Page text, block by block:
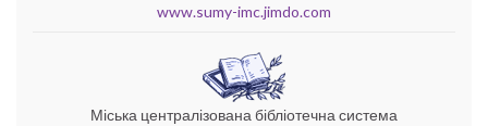
www.sumy-imc.jimdo.com
Міська централізована бібліотечна система